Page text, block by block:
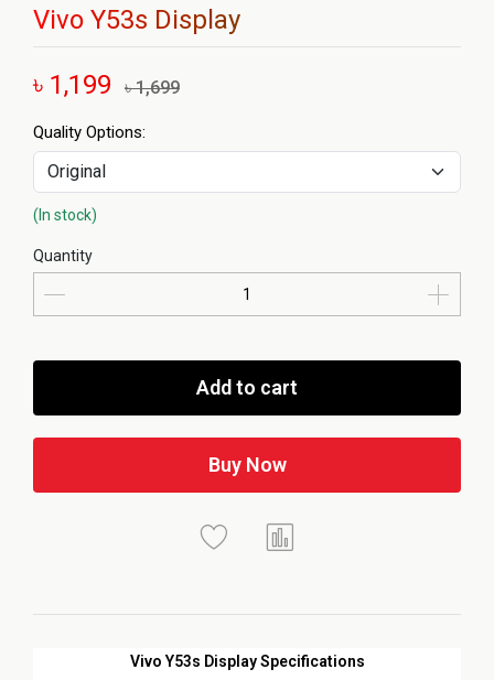
Vivo Y53s Display
৳ 1,199 ৳ 1,699
Vivo Y53s Display Specifications
Quality Options:
(In stock)
Quantity
Add to cart
Buy Now